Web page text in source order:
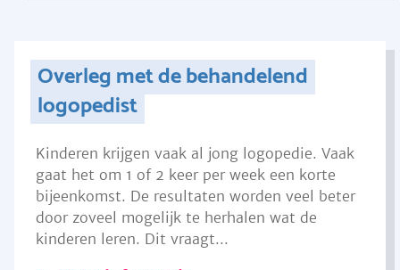
Overleg met de behandelend
logopedist
Kinderen krijgen vaak al jong logopedie. Vaak
gaat het om 1 of 2 keer per week een korte
bijeenkomst. De resultaten worden veel beter
door zoveel mogelijk te herhalen wat de
kinderen leren. Dit vraagt...